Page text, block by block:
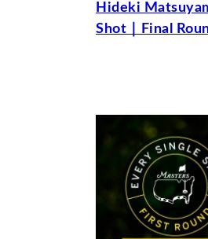
Hideki
Shot｜Final